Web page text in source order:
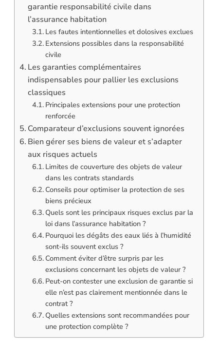
garantie responsabilité civile dans
l’assurance habitation
Les fautes intentionnelles et dolosives exclues
Extensions possibles dans la responsabilité
civile
Les garanties complémentaires
indispensables pour pallier les exclusions
classiques
Principales extensions pour une protection
renforcée
Comparateur d’exclusions souvent ignorées
Bien gérer ses biens de valeur et s’adapter
aux risques actuels
Limites de couverture des objets de valeur
dans les contrats standards
Conseils pour optimiser la protection de ses
biens précieux
Quels sont les principaux risques exclus par la
loi dans l’assurance habitation ?
Pourquoi les dégâts des eaux liés à l’humidité
sont-ils souvent exclus ?
Comment éviter d’être surpris par les
exclusions concernant les objets de valeur ?
Peut-on contester une exclusion de garantie si
elle n’est pas clairement mentionnée dans le
contrat ?
Quelles extensions sont recommandées pour
une protection complète ?